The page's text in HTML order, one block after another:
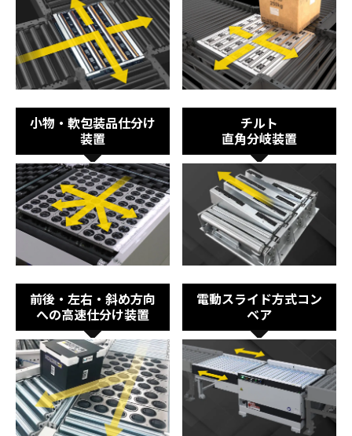
小物・軟包装品仕分け
装置
チルト
直角分岐装置
前後・左右・斜め方向
への高速仕分け装置
電動スライド方式コン
ベア